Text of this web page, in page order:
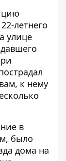
летнего
улице
к нему
в
было
дома на